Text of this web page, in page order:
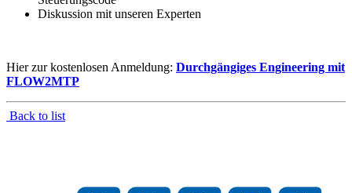
Diskussion mit unseren Experten
Hier zur kostenlosen Anmeldung: Durchgängiges Engineering mit
FLOW2MTP
Back to list